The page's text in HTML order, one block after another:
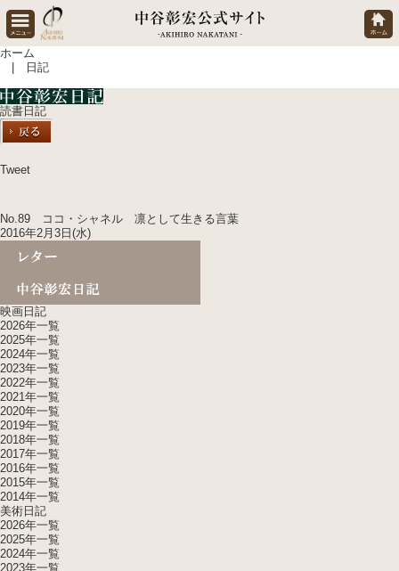
ホーム
| 日記
読書日記
Tweet
No.89 ココ・シャネル 凛として生きる言葉
2016年2月3日(水)
映画日記
2026年一覧
2025年一覧
2024年一覧
2023年一覧
2022年一覧
2021年一覧
2020年一覧
2019年一覧
2018年一覧
2017年一覧
2016年一覧
2015年一覧
2014年一覧
美術日記
2026年一覧
2025年一覧
2024年一覧
2023年一覧